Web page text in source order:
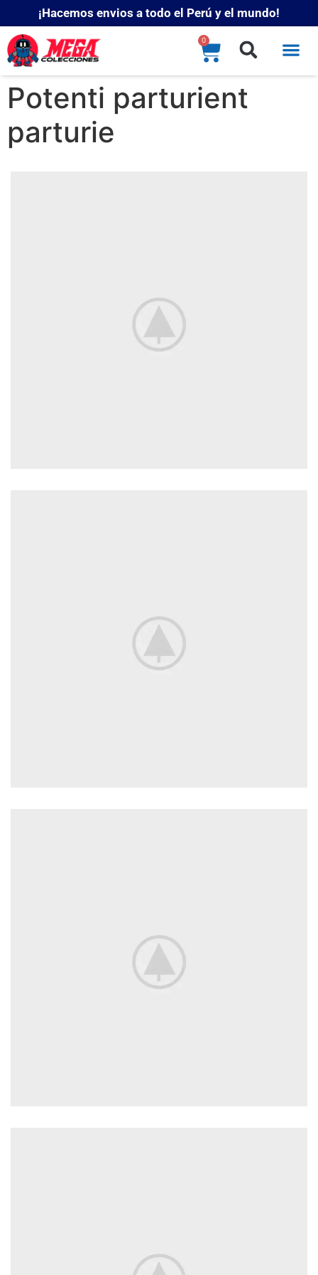
¡Hacemos envios a todo el Perú y el mundo!
0
Potenti parturient
parturie